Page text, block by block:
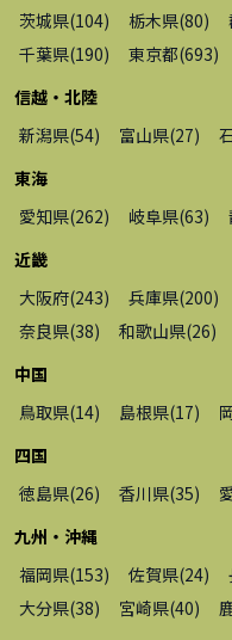
茨城県(104) 栃木県(80)
千葉県(190) 東京都(693)
信越・北陸
新潟県(54) 富山県(27)
東海
愛知県(262) 岐阜県(63)
近畿
大阪府(243) 兵庫県(200)
奈良県(38) 和歌山県(26)
中国
鳥取県(14) 島根県(17)
四国
徳島県(26) 香川県(35)
九州・沖縄
福岡県(153) 佐賀県(24)
大分県(38) 宮崎県(40)